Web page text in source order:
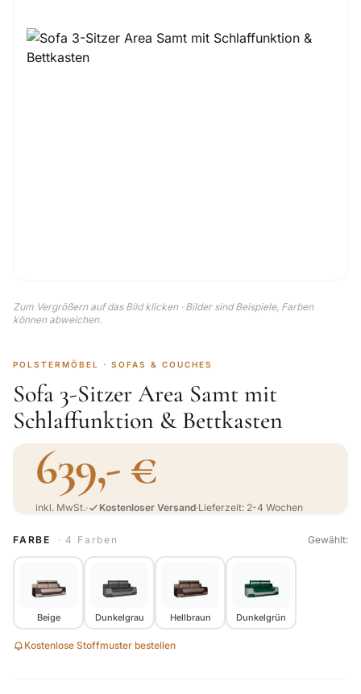
Zum Vergrößern auf das Bild klicken · Bilder sind Beispiele, Farben
können abweichen.
POLSTERMÖBEL · SOFAS & COUCHES
Sofa 3-Sitzer Area Samt mit
Schlaffunktion & Bettkasten
639,- €
inkl. MwSt.· Kostenloser Versand·Lieferzeit: 2-4 Wochen
FARBE · 4 Farben Gewählt:
Beige Dunkelgrau Hellbraun Dunkelgrün
Kostenlose Stoffmuster bestellen